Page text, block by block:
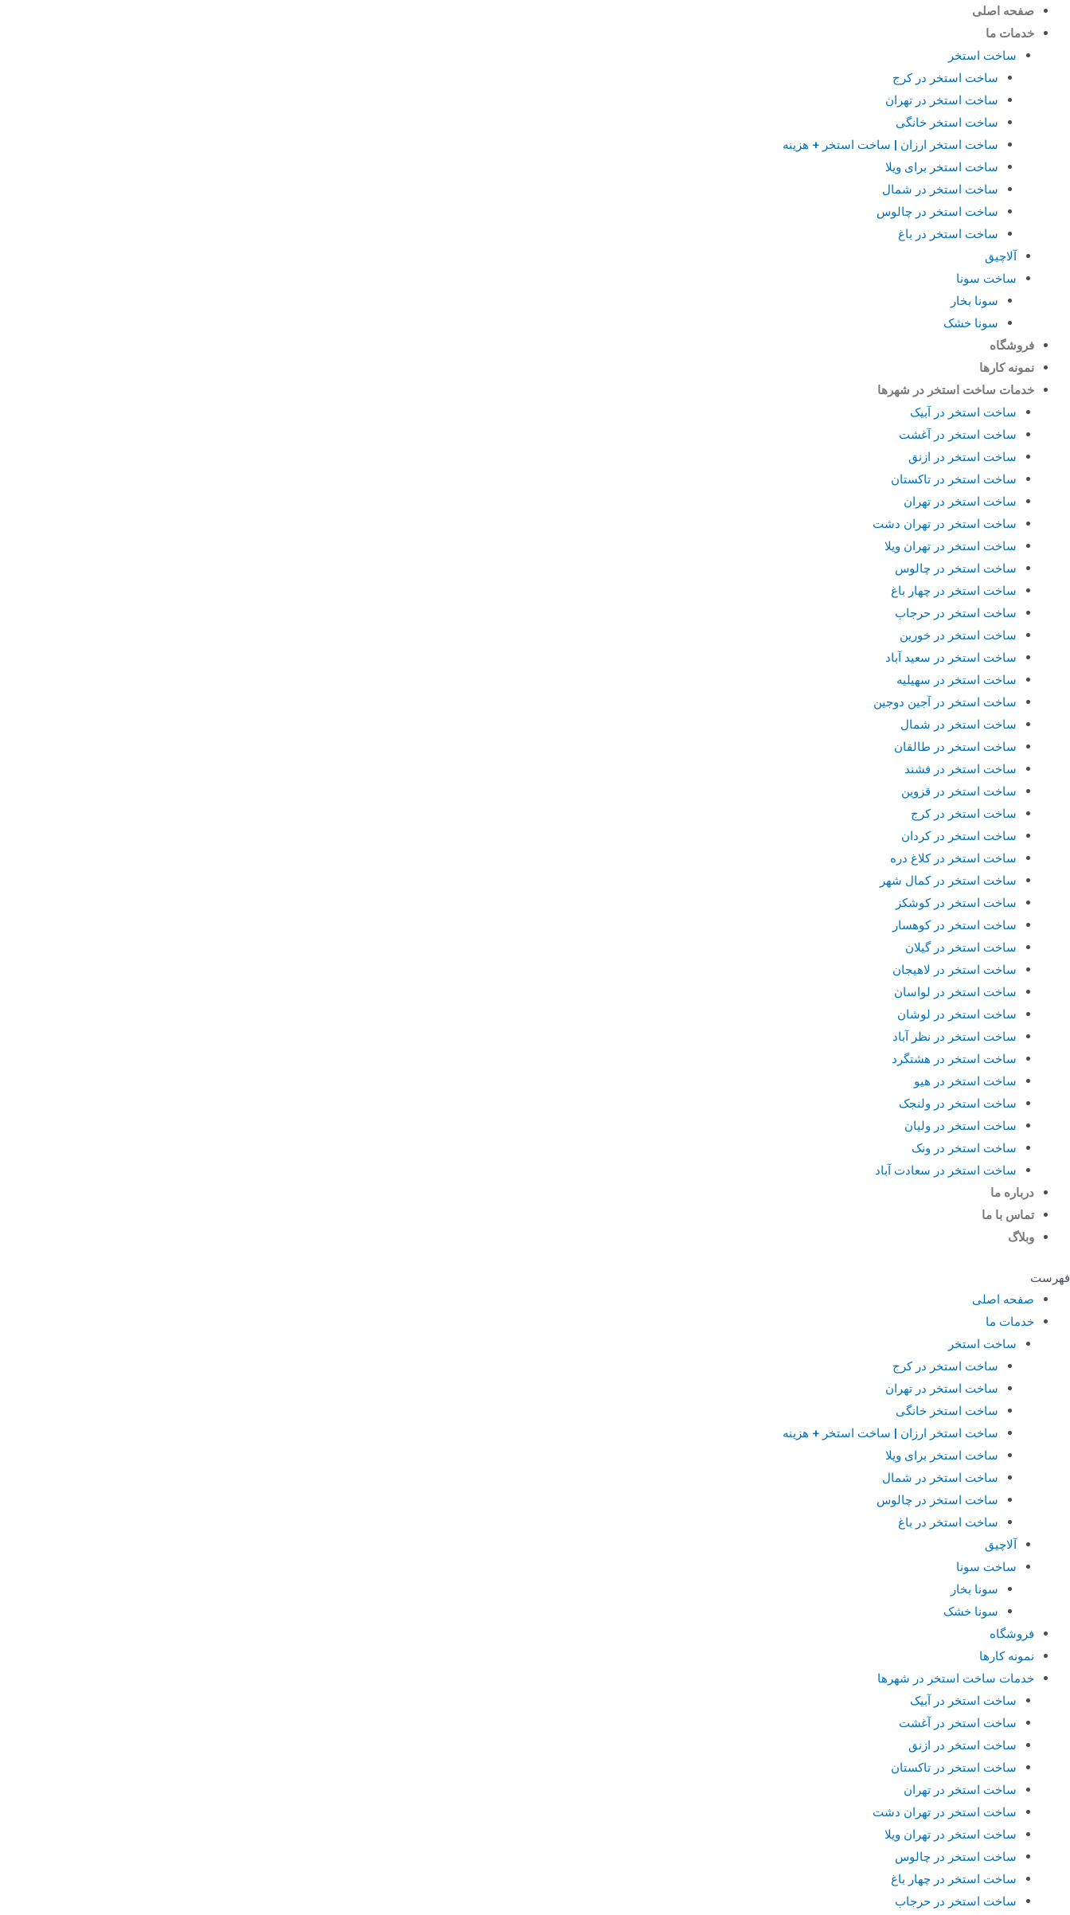
صفحه اصلی
خدمات ما
ساخت استخر
ساخت استخر در کرج
ساخت استخر در تهران
ساخت استخر خانگی
ساخت استخر ارزان | ساخت استخر + هزینه
ساخت استخر برای ویلا
ساخت استخر در شمال
ساخت استخر در چالوس
ساخت استخر در باغ
آلاچیق
ساخت سونا
سونا بخار
سونا خشک
فروشگاه
نمونه کارها
خدمات ساخت استخر در شهرها
ساخت استخر در آبیک
ساخت استخر در آغشت
ساخت استخر در ازنق
ساخت استخر در تاکستان
ساخت استخر در تهران
ساخت استخر در تهران دشت
ساخت استخر در تهران ویلا
ساخت استخر در چالوس
ساخت استخر در چهار باغ
ساخت استخر در حرجاب
ساخت استخر در خورین
ساخت استخر در سعید آباد
ساخت استخر در سهیلیه
ساخت استخر در آجین دوجین
ساخت استخر در شمال
ساخت استخر در طالقان
ساخت استخر در فشند
ساخت استخر در قزوین
ساخت استخر در کرج
ساخت استخر در کردان
ساخت استخر در کلاغ دره
ساخت استخر در کمال شهر
ساخت استخر در کوشکز
ساخت استخر در کوهسار
ساخت استخر در گیلان
ساخت استخر در لاهیجان
ساخت استخر در لواسان
ساخت استخر در لوشان
ساخت استخر در نظر آباد
ساخت استخر در هشتگرد
ساخت استخر در هیو
ساخت استخر در ولنجک
ساخت استخر در ولیان
ساخت استخر در ونک
ساخت استخر در سعادت آباد
درباره ما
تماس با ما
وبلاگ
فهرست
صفحه اصلی
خدمات ما
ساخت استخر
ساخت استخر در کرج
ساخت استخر در تهران
ساخت استخر خانگی
ساخت استخر ارزان | ساخت استخر + هزینه
ساخت استخر برای ویلا
ساخت استخر در شمال
ساخت استخر در چالوس
ساخت استخر در باغ
آلاچیق
ساخت سونا
سونا بخار
سونا خشک
فروشگاه
نمونه کارها
خدمات ساخت استخر در شهرها
ساخت استخر در آبیک
ساخت استخر در آغشت
ساخت استخر در ازنق
ساخت استخر در تاکستان
ساخت استخر در تهران
ساخت استخر در تهران دشت
ساخت استخر در تهران ویلا
ساخت استخر در چالوس
ساخت استخر در چهار باغ
ساخت استخر در حرجاب